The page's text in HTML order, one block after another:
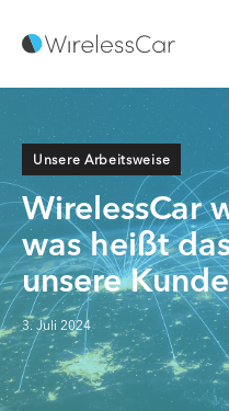
Unsere Arbeitsweise
WirelessCar
was heißt
unsere
3. Juli 2024